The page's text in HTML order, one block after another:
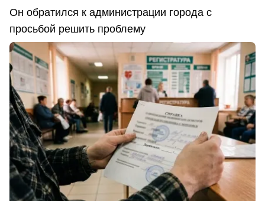
Он обратился к администрации города с
просьбой решить проблему